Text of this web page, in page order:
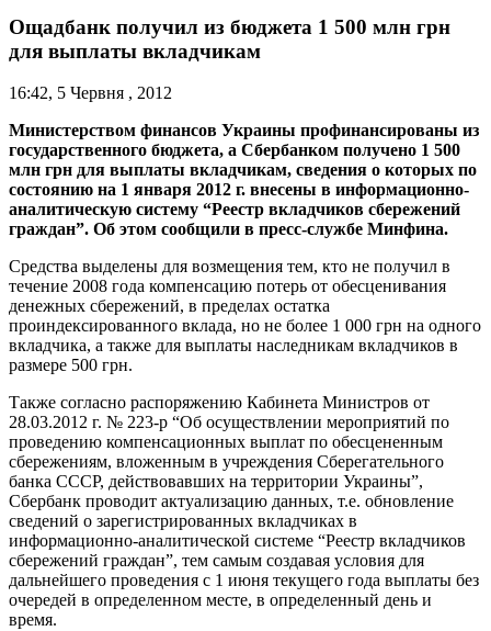
Ощадбанк получил из бюджета 1 500 млн грн
для выплаты вкладчикам
16:42, 5 Червня , 2012
Министерством финансов Украины профинансированы из
государственного бюджета, а Сбербанком получено 1 500
млн грн для выплаты вкладчикам, сведения о которых по
состоянию на 1 января 2012 г. внесены в информационно-
аналитическую систему “Реестр вкладчиков сбережений
граждан”. Об этом сообщили в пресс-службе Минфина.
Средства выделены для возмещения тем, кто не получил в
течение 2008 года компенсацию потерь от обесценивания
денежных сбережений, в пределах остатка
проиндексированного вклада, но не более 1 000 грн на одного
вкладчика, а также для выплаты наследникам вкладчиков в
размере 500 грн.
Также согласно распоряжению Кабинета Министров от
28.03.2012 г. № 223-р “Об осуществлении мероприятий по
проведению компенсационных выплат по обесцененным
сбережениям, вложенным в учреждения Сберегательного
банка СССР, действовавших на территории Украины”,
Сбербанк проводит актуализацию данных, т.е. обновление
сведений о зарегистрированных вкладчиках в
информационно-аналитической системе “Реестр вкладчиков
сбережений граждан”, тем самым создавая условия для
дальнейшего проведения с 1 июня текущего года выплаты без
очередей в определенном месте, в определенный день и
время.